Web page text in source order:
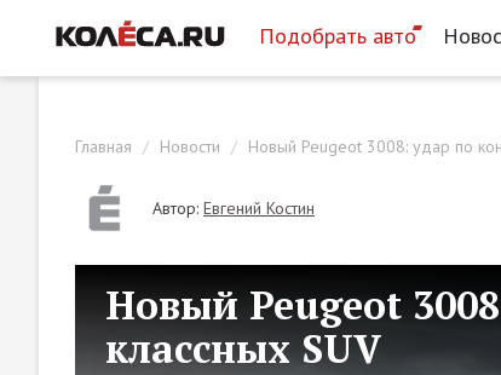
Подобрать авто
Главная Новости Новый Peugeot 3008: удар по
Автор: Евгений Костин
Новый Peugeot
классных SUV